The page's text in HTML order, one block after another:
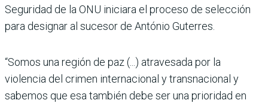
Seguridad de la ONU iniciara el proceso de selección
para designar al sucesor de António Guterres.
“Somos una región de paz (...) atravesada por la
violencia del crimen internacional y transnacional y
sabemos que esa también debe ser una prioridad en